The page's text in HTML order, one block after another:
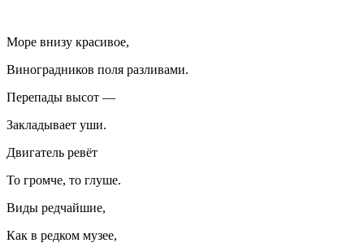
Море внизу красивое,
Виноградников поля разливами.
Перепады высот —
Закладывает уши.
Двигатель ревёт
То громче, то глуше.
Виды редчайшие,
Как в редком музее,